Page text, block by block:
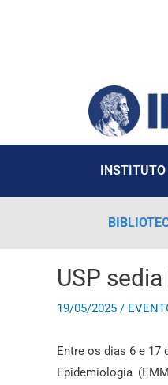
INSTITUTO
USP
19/05/2025 /
Entre os dias 6 e 17
Epidemiologia